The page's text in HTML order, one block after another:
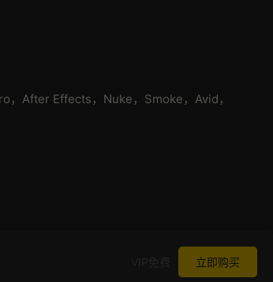
After Effects，Nuke，Smoke，Avid，
立即购买